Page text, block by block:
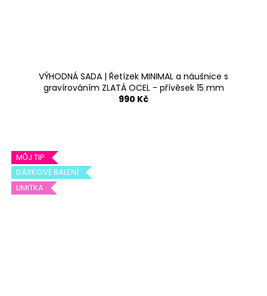
VÝHODNÁ SADA | Řetízek MINIMAL a náušnice s
gravírováním ZLATÁ OCEL - přívěsek 15 mm
990 Kč
MŮJ TIP
DÁRKOVÉ BALENÍ
LIMITKA